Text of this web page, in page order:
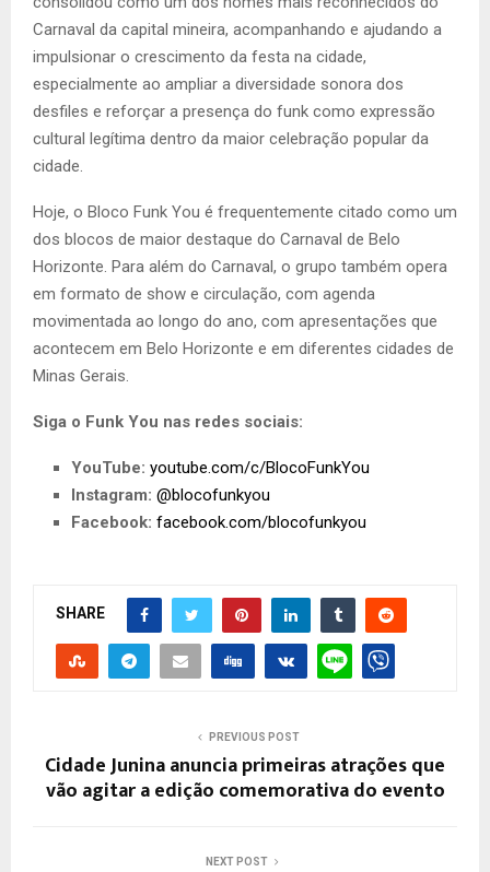
Carnaval da capital mineira, acompanhando e ajudando a
impulsionar o crescimento da festa na cidade,
especialmente ao ampliar a diversidade sonora dos
desfiles e reforçar a presença do funk como expressão
cultural legítima dentro da maior celebração popular da
cidade.
Hoje, o Bloco Funk You é frequentemente citado como um
dos blocos de maior destaque do Carnaval de Belo
Horizonte. Para além do Carnaval, o grupo também opera
em formato de show e circulação, com agenda
movimentada ao longo do ano, com apresentações que
acontecem em Belo Horizonte e em diferentes cidades de
Minas Gerais.
Siga o Funk You nas redes sociais:
YouTube: youtube.com/c/BlocoFunkYou
Instagram: @blocofunkyou
Facebook: facebook.com/blocofunkyou
SHARE
PREVIOUS POST
Cidade Junina anuncia primeiras atrações que
vão agitar a edição comemorativa do evento
NEXT POST